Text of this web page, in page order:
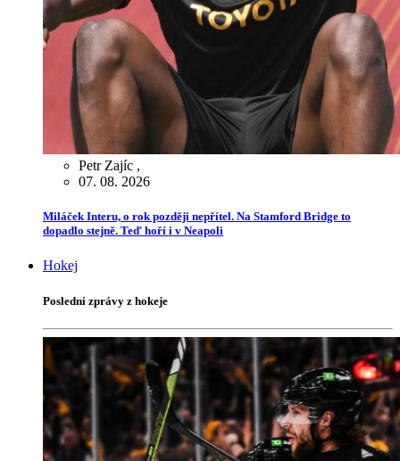
Petr Zajíc ,
07. 08. 2026
Miláček Interu, o rok později nepřítel. Na Stamford Bridge to
dopadlo stejně. Teď hoří i v Neapoli
Hokej
Poslední zprávy z hokeje